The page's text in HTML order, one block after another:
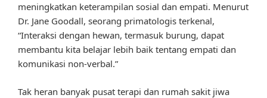
meningkatkan keterampilan sosial dan empati. Menurut
Dr. Jane Goodall, seorang primatologis terkenal,
“Interaksi dengan hewan, termasuk burung, dapat
membantu kita belajar lebih baik tentang empati dan
komunikasi non-verbal.”
Tak heran banyak pusat terapi dan rumah sakit jiwa